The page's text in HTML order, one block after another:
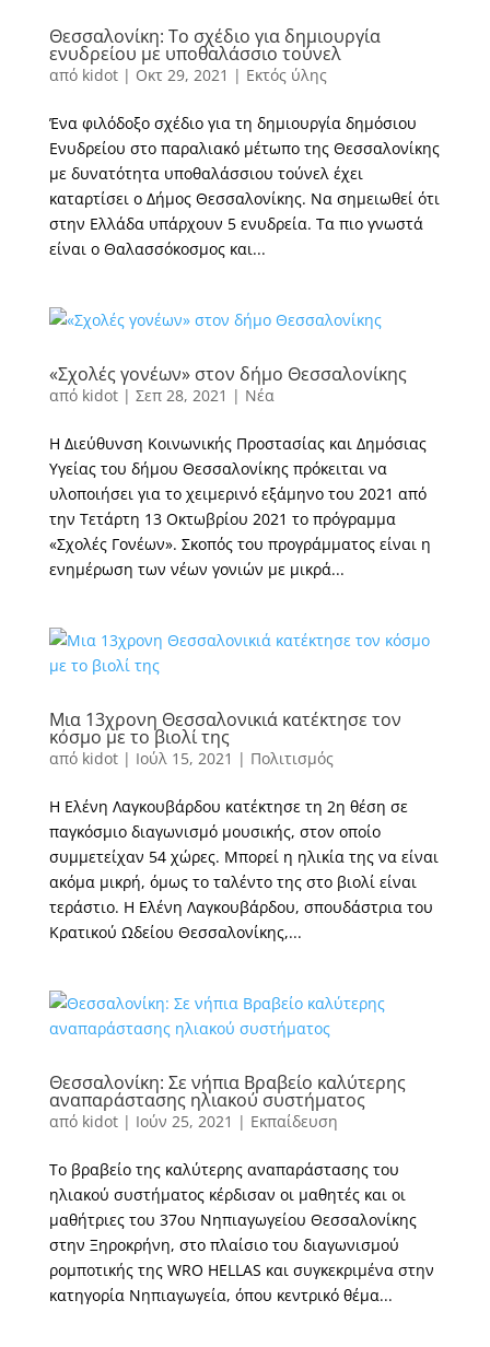
Θεσσαλονίκη: Το σχέδιο για δημιουργία
ενυδρείου με υποθαλάσσιο τούνελ
από kidot| Οκτ 29, 2021 | Εκτός ύλης
Ένα φιλόδοξο σχέδιο για τη δημιουργία δημόσιου
Ενυδρείου στο παραλιακό μέτωπο της Θεσσαλονίκης
με δυνατότητα υποθαλάσσιου τούνελ έχει
καταρτίσει ο Δήμος Θεσσαλονίκης. Να σημειωθεί ότι
στην Ελλάδα υπάρχουν 5 ενυδρεία. Τα πιο γνωστά
είναι ο Θαλασσόκοσμος και...
«Σχολές γονέων» στον δήμο Θεσσαλονίκης
από kidot| Σεπ 28, 2021 | Νέα
Η Διεύθυνση Κοινωνικής Προστασίας και Δημόσιας
Υγείας του δήμου Θεσσαλονίκης πρόκειται να
υλοποιήσει για το χειμερινό εξάμηνο του 2021 από
την Τετάρτη 13 Οκτωβρίου 2021 το πρόγραμμα
«Σχολές Γονέων». Σκοπός του προγράμματος είναι η
ενημέρωση των νέων γονιών με μικρά...
Μια 13χρονη Θεσσαλονικιά κατέκτησε τον
κόσμο με το βιολί της
από kidot| Ιούλ 15, 2021 | Πολιτισμός
Η Ελένη Λαγκουβάρδου κατέκτησε τη 2η θέση σε
παγκόσμιο διαγωνισμό μουσικής, στον οποίο
συμμετείχαν 54 χώρες. Μπορεί η ηλικία της να είναι
ακόμα μικρή, όμως το ταλέντο της στο βιολί είναι
τεράστιο. Η Ελένη Λαγκουβάρδου, σπουδάστρια του
Κρατικού Ωδείου Θεσσαλονίκης,...
Θεσσαλονίκη: Σε νήπια Βραβείο καλύτερης
αναπαράστασης ηλιακού συστήματος
από kidot| Ιούν 25, 2021 | Εκπαίδευση
Το βραβείο της καλύτερης αναπαράστασης του
ηλιακού συστήματος κέρδισαν οι μαθητές και οι
μαθήτριες του 37ου Νηπιαγωγείου Θεσσαλονίκης
στην Ξηροκρήνη, στο πλαίσιο του διαγωνισμού
ρομποτικής της WRO HELLAS και συγκεκριμένα στην
κατηγορία Νηπιαγωγεία, όπου κεντρικό θέμα...